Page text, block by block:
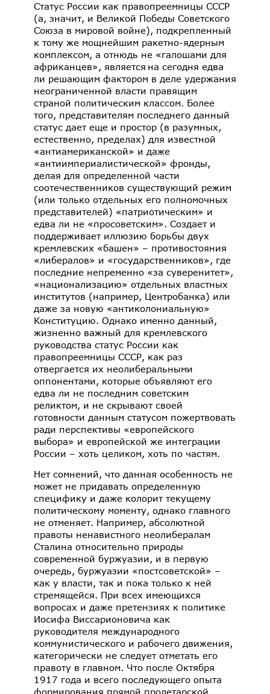
Статус России как правопреемницы СССР
(а, значит, и Великой Победы Советского
Союза в мировой войне), подкрепленный
к тому же мощнейшим ракетно-ядерным
комплексом, а отнюдь не «галошами для
африканцев», является на сегодня едва
ли решающим фактором в деле удержания
неограниченной власти правящим
страной политическим классом. Более
того, представителям последнего данный
статус дает еще и простор (в разумных,
естественно, пределах) для известной
«антиамериканской» и даже
«антиимпериалистической» фронды,
делая для определенной части
соотечественников существующий режим
(или только отдельных его полномочных
представителей) «патриотическим» и
едва ли не «просоветским». Создает и
поддерживает иллюзию борьбы двух
кремлевских «башен» – противостояния
«либералов» и «государственников», где
последние непременно «за суверенитет»,
«национализацию» отдельных властных
институтов (например, Центробанка) или
даже за новую «антиколониальную»
Конституцию. Однако именно данный,
жизненно важный для кремлевского
руководства статус России как
правопреемницы СССР, как раз
отвергается их неолиберальными
оппонентами, которые объявляют его
едва ли не последним советским
реликтом, и не скрывают своей
готовности данным статусом пожертвовать
ради перспективы «европейского
выбора» и европейской же интеграции
России – хоть целиком, хоть по частям.
Нет сомнений, что данная особенность не
может не придавать определенную
специфику и даже колорит текущему
политическому моменту, однако главного
не отменяет. Например, абсолютной
правоты ненавистного неолибералам
Сталина относительно природы
современной буржуазии, и в первую
очередь, буржуазии «постсоветской» –
как у власти, так и пока только к ней
стремящейся. При всех имеющихся
вопросах и даже претензиях к политике
Иосифа Виссарионовича как
руководителя международного
коммунистического и рабочего движения,
категорически не следует отметать его
правоту в главном. Что после Октября
1917 года и всего последующего опыта
формирования прямой пролетарской